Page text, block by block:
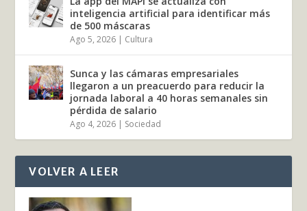
inteligencia artificial para identificar más
de 500 máscaras
Ago 5, 2026 | Cultura
Sunca y las cámaras empresariales
llegaron a un preacuerdo para reducir la
jornada laboral a 40 horas semanales sin
pérdida de salario
Ago 4, 2026 | Sociedad
VOLVER A LEER